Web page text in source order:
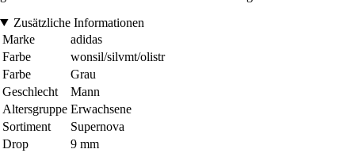
Zusätzliche Informationen
Marke
adidas
Farbe
wonsil/silvmt/olistr
Farbe
Grau
Geschlecht
Mann
Altersgruppe Erwachsene
Sortiment
Supernova
Drop
9 mm